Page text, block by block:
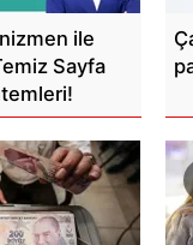
ile
Sayfa